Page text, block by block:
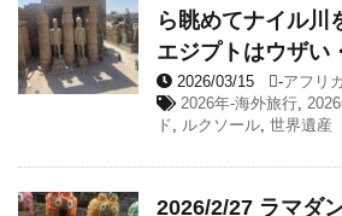
ら眺めてナイル
エジプトはウザい
2026/03/15 -アフリカ
2026年-海外旅行,
ド, ルクソール, 世界遺産
2026/2/27 ラマダ